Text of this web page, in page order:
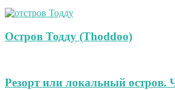
Остров Тодду (Thoddoo)
Резорт или локальный остров.